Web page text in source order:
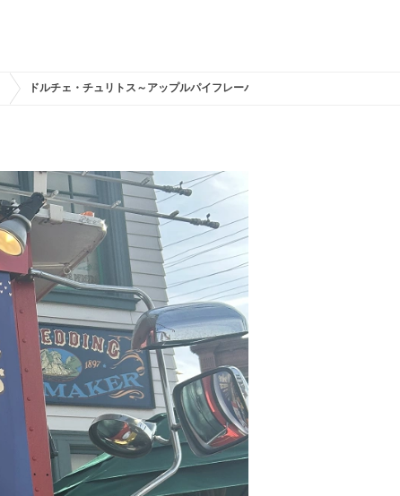
ドルチェ・チュリトス～アップルパイフレーバー～